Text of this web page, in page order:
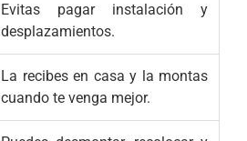
Evitas pagar instalación y
desplazamientos.
La recibes en casa y la montas
cuando te venga mejor.